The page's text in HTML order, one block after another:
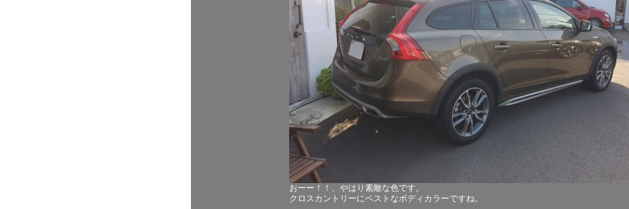
おーー！！、やはり素敵な色です。
クロスカントリーにベストなボディカラーですね。